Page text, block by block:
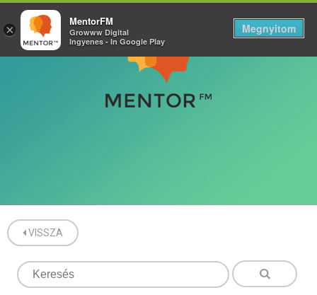
VISSZA
×
MentorFM
Growww Digital
Ingyenes - In Google Play
Megnyitom